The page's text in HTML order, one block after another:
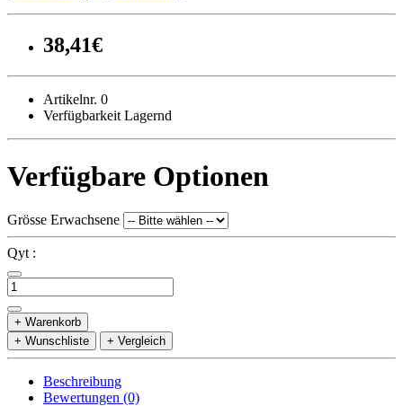
38,41€
Artikelnr. 0
Verfügbarkeit Lagernd
Verfügbare Optionen
Grösse Erwachsene
Qyt :
+ Warenkorb
+ Wunschliste
+ Vergleich
Beschreibung
Bewertungen (0)